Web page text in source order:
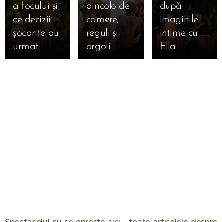
a focului și
ce decizii
șocante au
urmat 🔥
dincolo de
camere,
reguli și
orgolii
după
imaginile
intime cu
Ella 🔥